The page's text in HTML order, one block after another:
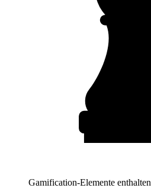
Gamification-Elemente enthalten